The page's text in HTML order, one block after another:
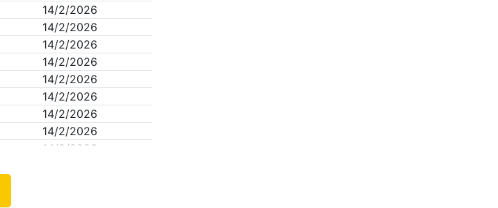
14/2/2026
14/2/2026
14/2/2026
14/2/2026
14/2/2026
14/2/2026
14/2/2026
14/2/2026
14/2/2026